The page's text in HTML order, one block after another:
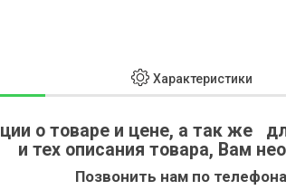
Характеристики
о товаре и цене, а так же
и тех описания товара, Вам
Позвонить нам по